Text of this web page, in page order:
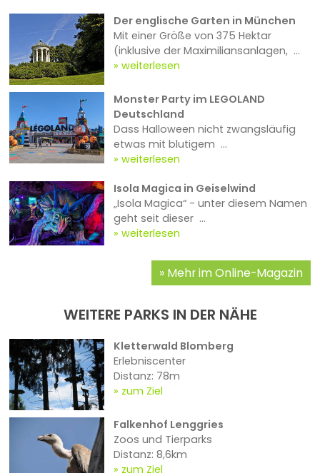
Der englische Garten in München
Mit einer Größe von 375 Hektar
(inklusive der Maximiliansanlagen, ...
weiterlesen
Monster Party im LEGOLAND
Deutschland
Dass Halloween nicht zwangsläufig
etwas mit blutigem ...
weiterlesen
Isola Magica in Geiselwind
„Isola Magica“ - unter diesem Namen
geht seit dieser ...
weiterlesen
Mehr im Online-Magazin
WEITERE PARKS IN DER NÄHE
Kletterwald Blomberg
Erlebniscenter
Distanz: 78m
zum Ziel
Falkenhof Lenggries
Zoos und Tierparks
Distanz: 8,6km
zum Ziel